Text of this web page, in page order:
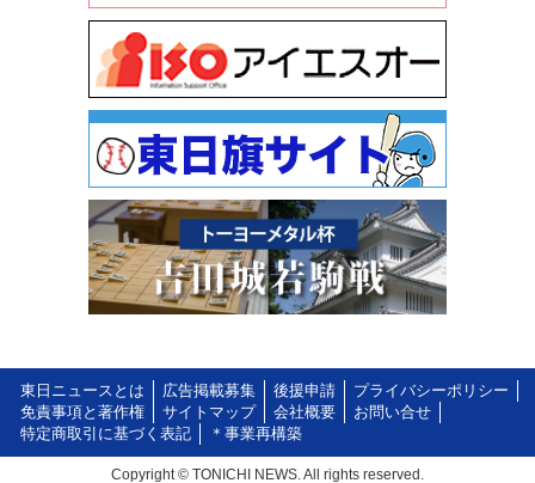
東日ニュースとは 広告掲載募集 後援申請
プライバシーポリシー
免責事項と著作権
サイトマップ 会社概要
お問い合せ
特定商取引に基づく表記
＊事業再構築
Copyright © TONICHI NEWS. All rights reserved.